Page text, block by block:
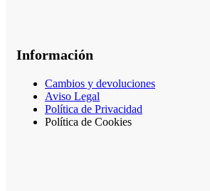
Información
Cambios y devoluciones
Aviso Legal
Política de Privacidad
Política de Cookies